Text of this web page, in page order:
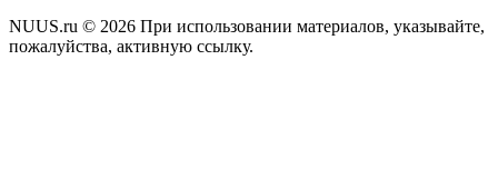
NUUS.ru © 2026 При использовании материалов, указывайте,
пожалуйства, активную ссылку.